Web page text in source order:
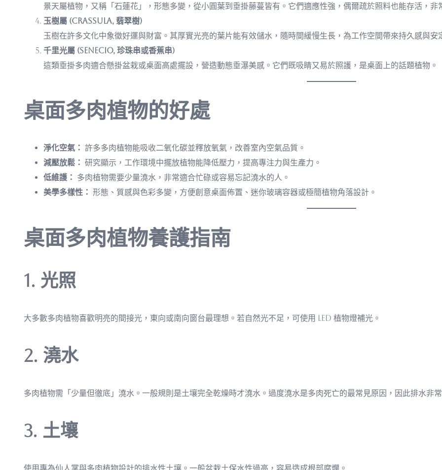
景天屬植物，又稱「石蓮花」，形態多變，從小圓葉到垂掛藤蔓皆有。它們適應性強，偶爾疏於照料也能存活，非
玉樹屬 (Crassula, 翡翠樹)
玉樹在許多文化中象徵好運與財富。其厚實光亮的葉片能有效儲水，隨時間緩慢生長，為工作空間帶來持久感與安
千里光屬 (Senecio, 珍珠串或香蕉串)
這類垂掛多肉適合懸掛盆栽或桌面高處擺設，營造動態垂瀑美感。它們既吸睛又易於照護，是桌面上的話題植物。
桌面多肉植物的好處
淨化空氣： 許多多肉植物能吸收二氧化碳並釋放氧氣，改善室內空氣品質。
減壓放鬆： 研究顯示，工作環境中擺放植物能降低壓力，提高專注力與生產力。
低維護： 多肉植物需要少量澆水，非常適合忙碌或容易忘記澆水的人。
美學多樣性： 形態、質感與色彩多變，方便創意桌面佈置、迷你玻璃容器或極簡植物角落設計。
桌面多肉植物養護指南
1. 光照
大多數多肉植物喜歡明亮的間接光，東向或南向窗台最理想。若自然光不足，可使用 LED 植物燈補光。
2. 澆水
多肉植物需「少量但徹底」澆水。一般規則是土壤完全乾燥時才澆水。過度澆水是多肉死亡的最常見原因，因此排水非
3. 土壤